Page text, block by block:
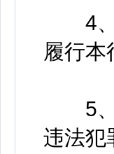
4、
履行本
5、
违法犯